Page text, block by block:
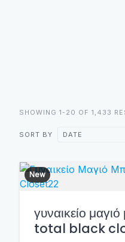
SHOWING 1-20 OF 1,433
SORT BY
New
γυναικείο
total black